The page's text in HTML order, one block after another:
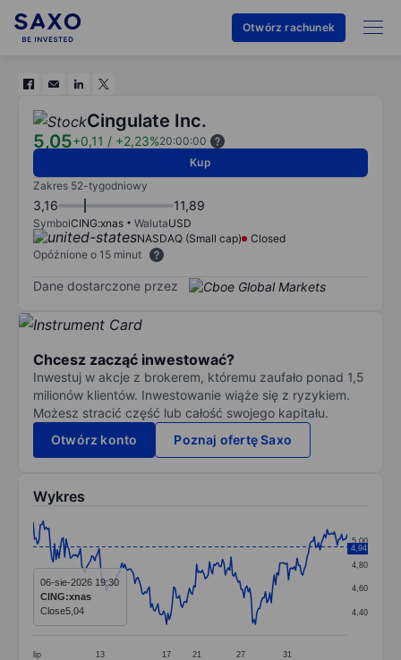
Otwórz rachunek
Cingulate Inc.
5,05+0,11 / +2,23%20:00:00
Kup
Zakres 52-tygodniowy
3,16 11,89
SymbolCING:xnas WalutaUSD
NASDAQ (Small cap)
Closed
Opóźnione o 15 minut
Dane dostarczone przez
Chcesz zacząć inwestować?
Inwestuj w akcje z brokerem, któremu zaufało ponad 1,5
milionów klientów. Inwestowanie wiąże się z ryzykiem.
Możesz stracić część lub całość swojego kapitału.
Otwórz konto
Poznaj ofertę Saxo
Wykres
Line chart with 220 data points.
The chart has 1 X axis displaying categories.
The chart has 1 Y axis displaying values. Data
lip 13 17 21 27 31
4,40
4,60
4,80
5,00
4,94
06-sie-2026 19:30
CING:xnas
Close5,04